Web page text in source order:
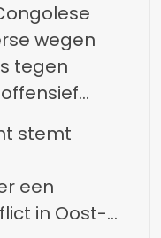
wegen
tegen
de
stemt
een
in Oost-